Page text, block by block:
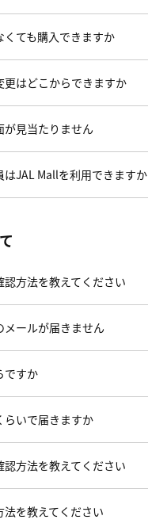
くても購入できますか
更はどこからできますか
が見当たりません
はJAL Mallを利用できますか
認方法を教えてください
メールが届きません
ですか
らいで届きますか
認方法を教えてください
法を教えてください